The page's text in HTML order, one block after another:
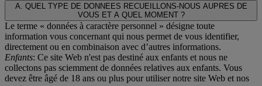
A. QUEL TYPE DE DONNEES RECUEILLONS-NOUS AUPRES DE
VOUS ET A QUEL MOMENT ?
Le terme « données à caractère personnel » désigne toute
information vous concernant qui nous permet de vous identifier,
directement ou en combinaison avec d’autres informations.
Enfants: Ce site Web n'est pas destiné aux enfants et nous ne
collectons pas sciemment de données relatives aux enfants. Vous
devez être âgé de 18 ans ou plus pour utiliser notre site Web et nos